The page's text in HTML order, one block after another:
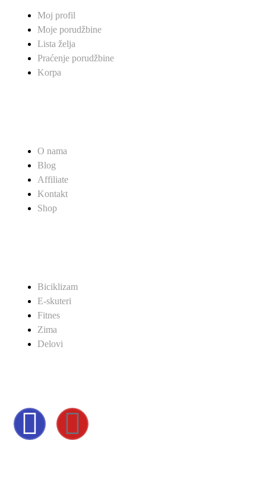
Moj profil
Moje porudžbine
Lista želja
Praćenje porudžbine
Korpa
O nama
Blog
Affiliate
Kontakt
Shop
Biciklizam
E-skuteri
Fitnes
Zima
Delovi